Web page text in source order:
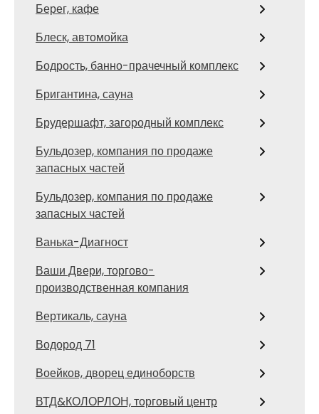
Берег, кафе
Блеск, автомойка
Бодрость, банно-прачечный комплекс
Бригантина, сауна
Брудершафт, загородный комплекс
Бульдозер, компания по продаже
запасных частей
Бульдозер, компания по продаже
запасных частей
Ванька-Диагност
Ваши Двери, торгово-
производственная компания
Вертикаль, сауна
Водород 71
Воейков, дворец единоборств
ВТД&КОЛОРЛОН, торговый центр